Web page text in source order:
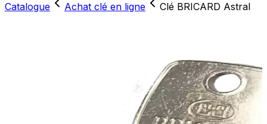
Catalogue
Achat clé en ligne Clé BRICARD Astral